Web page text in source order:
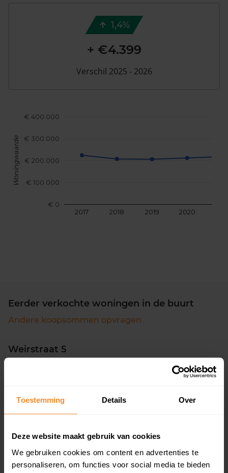
Toestemming Details Over
Deze website maakt gebruik van cookies
We gebruiken cookies om content en advertenties te
personaliseren, om functies voor social media te bieden
2017 2018 2019 2020
€ 0
€ 100.000
€ 200.000
€ 300.000
€ 400.000
Woningwaarde
1,4%
+ €4.399
Verschil 2025 - 2026
Eerder verkochte woningen in de buurt
Andere koopsommen opvragen
Weirstraat 5
Verkoopdatum
Verkoopprijs
Woonoppervlak Perceel